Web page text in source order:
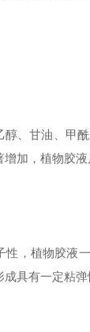
醇、甘油、甲
加，植物胶
性，植物胶液
具有一定粘